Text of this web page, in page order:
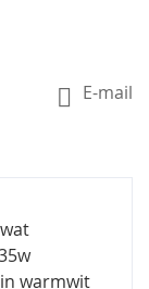
E-mail
warmwit